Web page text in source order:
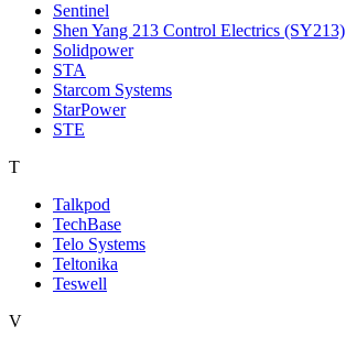
Sentinel
Shen Yang 213 Control Electrics (SY213)
Solidpower
STA
Starcom Systems
StarPower
STE
T
Talkpod
TechBase
Telo Systems
Teltonika
Teswell
V